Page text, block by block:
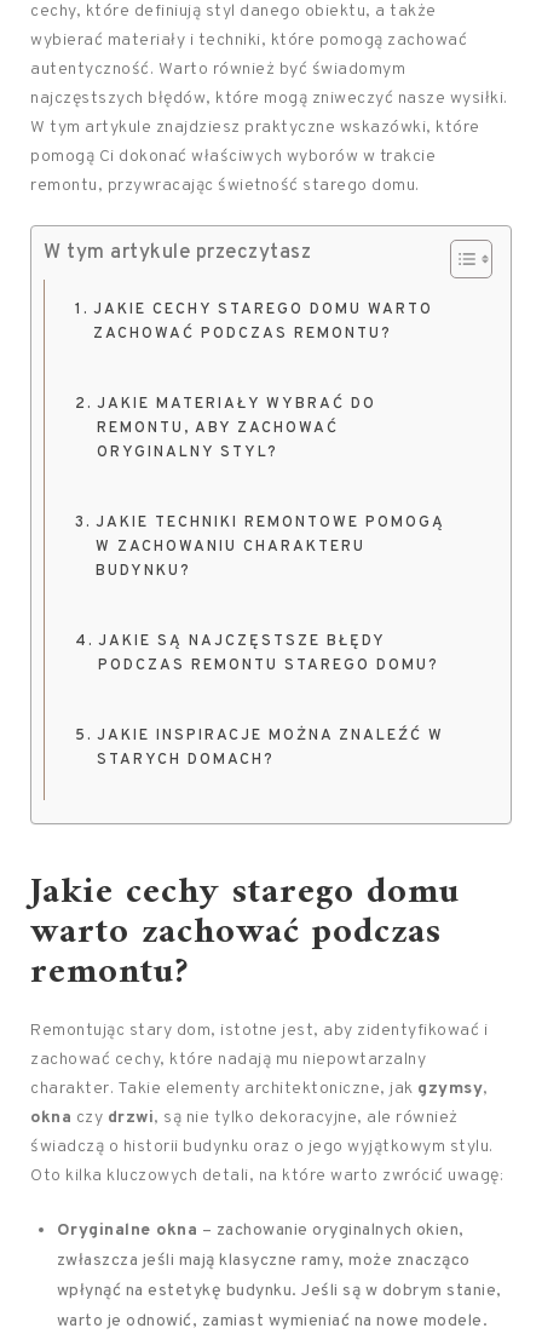
cechy, które definiują styl danego obiektu, a także
wybierać materiały i techniki, które pomogą zachować
autentyczność. Warto również być świadomym
najczęstszych błędów, które mogą zniweczyć nasze wysiłki.
W tym artykule znajdziesz praktyczne wskazówki, które
pomogą Ci dokonać właściwych wyborów w trakcie
remontu, przywracając świetność starego domu.
W tym artykule przeczytasz
JAKIE CECHY STAREGO DOMU WARTO
ZACHOWAĆ PODCZAS REMONTU?
JAKIE MATERIAŁY WYBRAĆ DO
REMONTU, ABY ZACHOWAĆ
ORYGINALNY STYL?
JAKIE TECHNIKI REMONTOWE POMOGĄ
W ZACHOWANIU CHARAKTERU
BUDYNKU?
JAKIE SĄ NAJCZĘSTSZE BŁĘDY
PODCZAS REMONTU STAREGO DOMU?
JAKIE INSPIRACJE MOŻNA ZNALEŹĆ W
STARYCH DOMACH?
Jakie cechy starego domu
warto zachować podczas
remontu?
Remontując stary dom, istotne jest, aby zidentyfikować i
zachować cechy, które nadają mu niepowtarzalny
charakter. Takie elementy architektoniczne, jak gzymsy,
okna czy drzwi, są nie tylko dekoracyjne, ale również
świadczą o historii budynku oraz o jego wyjątkowym stylu.
Oto kilka kluczowych detali, na które warto zwrócić uwagę:
Oryginalne okna – zachowanie oryginalnych okien,
zwłaszcza jeśli mają klasyczne ramy, może znacząco
wpłynąć na estetykę budynku. Jeśli są w dobrym stanie,
warto je odnowić, zamiast wymieniać na nowe modele.